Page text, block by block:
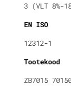
3 (VLT 8%-
EN ISO
12312-1
Tootekood
ZB7015